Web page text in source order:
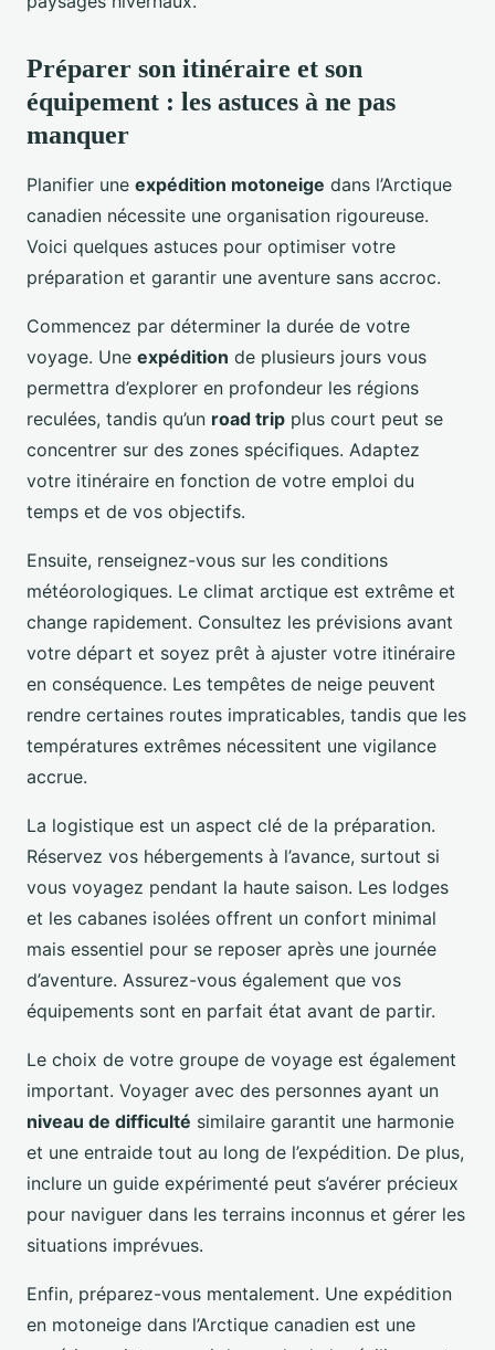
Préparer son itinéraire et son
équipement : les astuces à ne pas
manquer
Planifier une expédition motoneige dans l’Arctique
canadien nécessite une organisation rigoureuse.
Voici quelques astuces pour optimiser votre
préparation et garantir une aventure sans accroc.
Commencez par déterminer la durée de votre
voyage. Une expédition de plusieurs jours vous
permettra d’explorer en profondeur les régions
reculées, tandis qu’un road trip plus court peut se
concentrer sur des zones spécifiques. Adaptez
votre itinéraire en fonction de votre emploi du
temps et de vos objectifs.
Ensuite, renseignez-vous sur les conditions
météorologiques. Le climat arctique est extrême et
change rapidement. Consultez les prévisions avant
votre départ et soyez prêt à ajuster votre itinéraire
en conséquence. Les tempêtes de neige peuvent
rendre certaines routes impraticables, tandis que les
températures extrêmes nécessitent une vigilance
accrue.
La logistique est un aspect clé de la préparation.
Réservez vos hébergements à l’avance, surtout si
vous voyagez pendant la haute saison. Les lodges
et les cabanes isolées offrent un confort minimal
mais essentiel pour se reposer après une journée
d’aventure. Assurez-vous également que vos
équipements sont en parfait état avant de partir.
Le choix de votre groupe de voyage est également
important. Voyager avec des personnes ayant un
niveau de difficulté similaire garantit une harmonie
et une entraide tout au long de l’expédition. De plus,
inclure un guide expérimenté peut s’avérer précieux
pour naviguer dans les terrains inconnus et gérer les
situations imprévues.
Enfin, préparez-vous mentalement. Une expédition
en motoneige dans l’Arctique canadien est une